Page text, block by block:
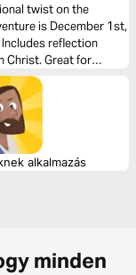
twist on the
is December 1st,
reflection
Christ. Great for
alkalmazás
minden